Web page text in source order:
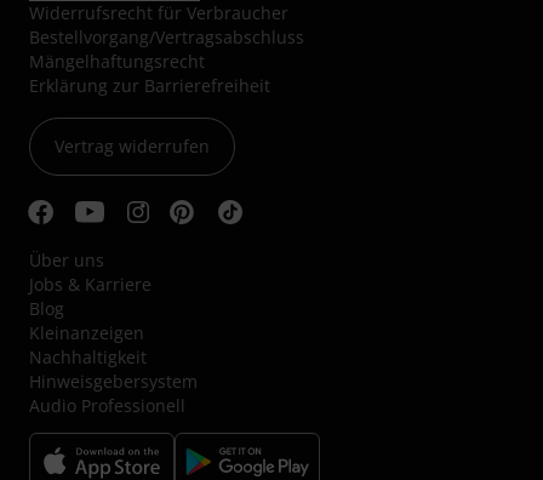
Widerrufsrecht für Verbraucher
Bestellvorgang/Vertragsabschluss
Mängelhaftungsrecht
Erklärung zur Barrierefreiheit
Vertrag widerrufen
Über uns
Jobs & Karriere
Blog
Kleinanzeigen
Nachhaltigkeit
Hinweisgebersystem
Audio Professionell